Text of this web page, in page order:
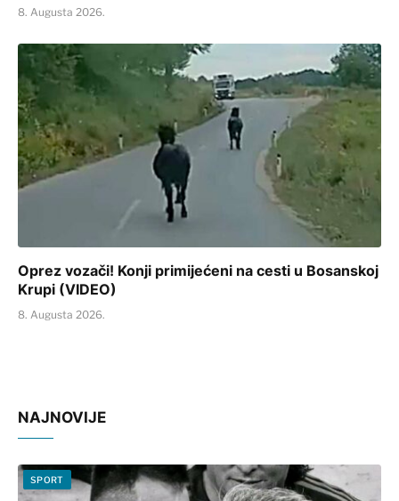
8. Augusta 2026.
Oprez vozači! Konji primijećeni na cesti u Bosanskoj
Krupi (VIDEO)
8. Augusta 2026.
NAJNOVIJE
SPORT